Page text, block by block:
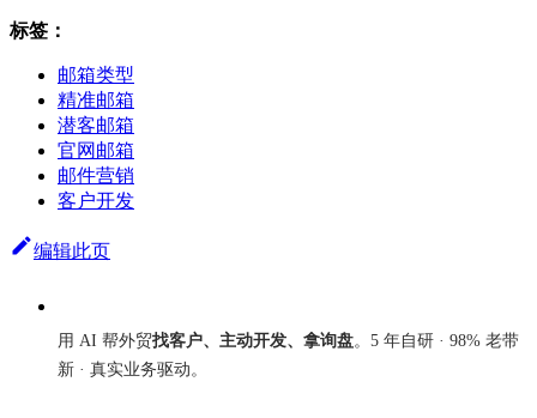
标签：
邮箱类型
精准邮箱
潜客邮箱
官网邮箱
邮件营销
客户开发
编辑此页
用 AI 帮外贸找客户、主动开发、拿询盘。5 年自研 · 98% 老带
新 · 真实业务驱动。